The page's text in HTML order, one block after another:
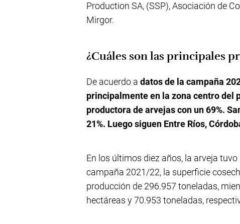
Production SA, (SSP), Asociación de
Mirgor.
¿Cuáles son las principales
De acuerdo a datos de la campaña
principalmente en la zona centro del
productora de arvejas con un 69%.
21%. Luego siguen Entre Ríos,
En los últimos diez años, la arveja
campaña 2021/22, la superficie
producción de 296.957 toneladas,
hectáreas y 70.953 toneladas,